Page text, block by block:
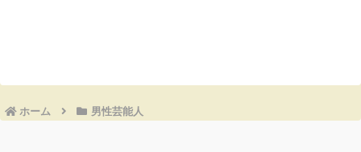
ホーム 男性芸能人